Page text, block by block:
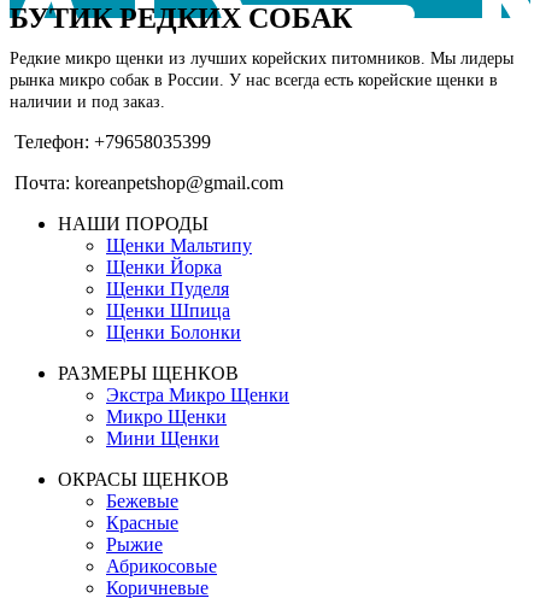
БУТИК РЕДКИХ СОБАК
Редкие микро щенки из лучших корейских питомников. Мы лидеры
рынка микро собак в России. У нас всегда есть корейские щенки в
наличии и под заказ.
Телефон: +79658035399
Почта: koreanpetshop@gmail.com
НАШИ ПОРОДЫ
Щенки Мальтипу
Щенки Йорка
Щенки Пуделя
Щенки Шпица
Щенки Болонки
РАЗМЕРЫ ЩЕНКОВ
Экстра Микро Щенки
Микро Щенки
Мини Щенки
ОКРАСЫ ЩЕНКОВ
Бежевые
Красные
Рыжие
Абрикосовые
Коричневые